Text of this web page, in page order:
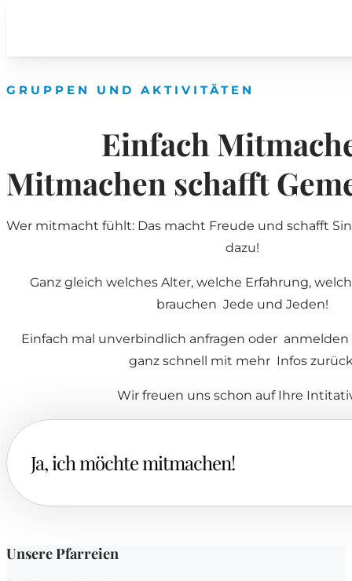
GRUPPEN UND AKTIVITÄTEN
Einfach
Mitmachen schafft
Wer mitmacht fühlt: Das macht Freude und schafft
dazu!
Ganz gleich welches Alter, welche Erfahrung,
brauchen Jede und Jeden!
Einfach mal unverbindlich anfragen oder
ganz schnell mit mehr Infos
Wir freuen uns schon auf Ihre
Ja, ich möchte mitmachen!
Unsere Pfarreien